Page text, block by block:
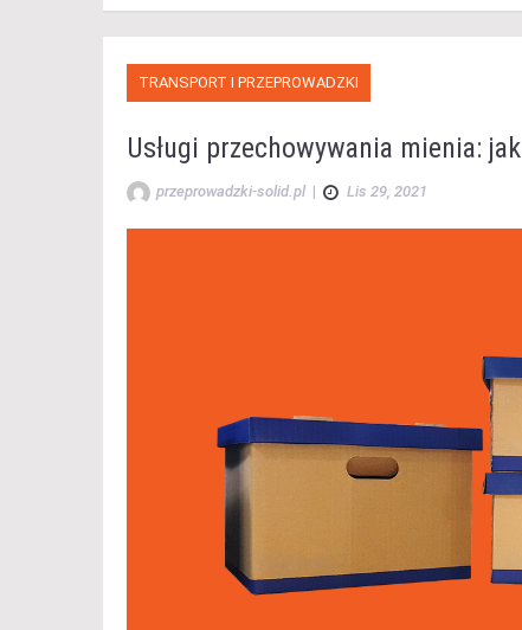
TRANSPORT I PRZEPROWADZKI
Usługi przechowywania mienia:
przeprowadzki-solid.pl | Lis 29, 2021